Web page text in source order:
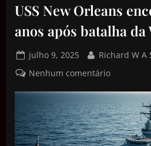
USS New Orleans
anos após batalha da
julho 9, 2025
Richard W A
Nenhum comentário